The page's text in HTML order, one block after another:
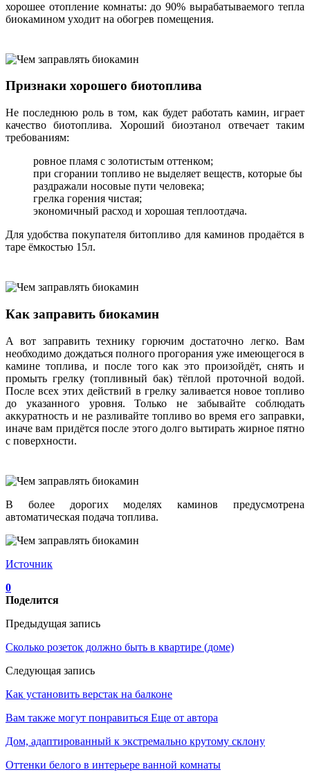
хорошее отопление комнаты: до 90% вырабатываемого тепла
биокамином уходит на обогрев помещения.
Признаки хорошего биотоплива
Не последнюю роль в том, как будет работать камин, играет
качество биотоплива. Хороший биоэтанол отвечает таким
требованиям:
ровное пламя с золотистым оттенком;
при сгорании топливо не выделяет веществ, которые бы
раздражали носовые пути человека;
грелка горения чистая;
экономичный расход и хорошая теплоотдача.
Для удобства покупателя битопливо для каминов продаётся в
таре ёмкостью 15л.
Как заправить биокамин
А вот заправить технику горючим достаточно легко. Вам
необходимо дождаться полного прогорания уже имеющегося в
камине топлива, и после того как это произойдёт, снять и
промыть грелку (топливный бак) тёплой проточной водой.
После всех этих действий в грелку заливается новое топливо
до указанного уровня. Только не забывайте соблюдать
аккуратность и не разливайте топливо во время его заправки,
иначе вам придётся после этого долго вытирать жирное пятно
с поверхности.
В более дорогих моделях каминов предусмотрена
автоматическая подача топлива.
Источник
0
Поделится
Предыдущая запись
Сколько розеток должно быть в квартире (доме)
Следующая запись
Как установить верстак на балконе
Вам также могут понравиться Еще от автора
Дом, адаптированный к экстремально крутому склону
Оттенки белого в интерьере ванной комнаты